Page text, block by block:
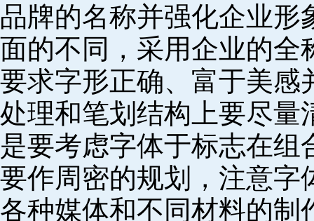
品牌的名称并强化企业
面的不同，采用企业的全
要求字形正确、富于美感
处理和笔划结构上要尽量
是要考虑字体于标志在
要作周密的规划，注意字
各种媒体和不同材料的制